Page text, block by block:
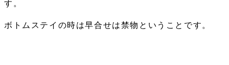
す。
ボトムステイの時は早合せは禁物ということです。